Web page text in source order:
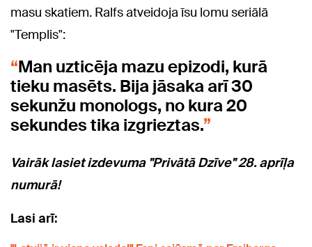
masu skatiem. Ralfs atveidoja īsu lomu seriālā
"Templis":
Man uzticēja mazu epizodi, kurā
tieku masēts. Bija jāsaka arī 30
sekunžu monologs, no kura 20
sekundes tika izgrieztas.
Vairāk lasiet izdevuma "Privātā Dzīve" 28. aprīļa
numurā!
Lasi arī: